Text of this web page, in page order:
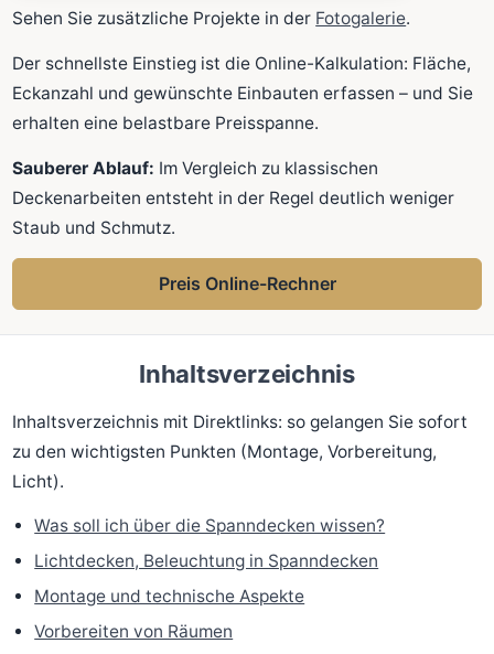
Sehen Sie zusätzliche Projekte in der Fotogalerie.
Der schnellste Einstieg ist die Online-Kalkulation: Fläche,
Eckanzahl und gewünschte Einbauten erfassen – und Sie
erhalten eine belastbare Preisspanne.
Sauberer Ablauf: Im Vergleich zu klassischen
Deckenarbeiten entsteht in der Regel deutlich weniger
Staub und Schmutz.
Preis Online-Rechner
Inhaltsverzeichnis
Inhaltsverzeichnis mit Direktlinks: so gelangen Sie sofort
zu den wichtigsten Punkten (Montage, Vorbereitung,
Licht).
Was soll ich über die Spanndecken wissen?
Lichtdecken, Beleuchtung in Spanndecken
Montage und technische Aspekte
Vorbereiten von Räumen